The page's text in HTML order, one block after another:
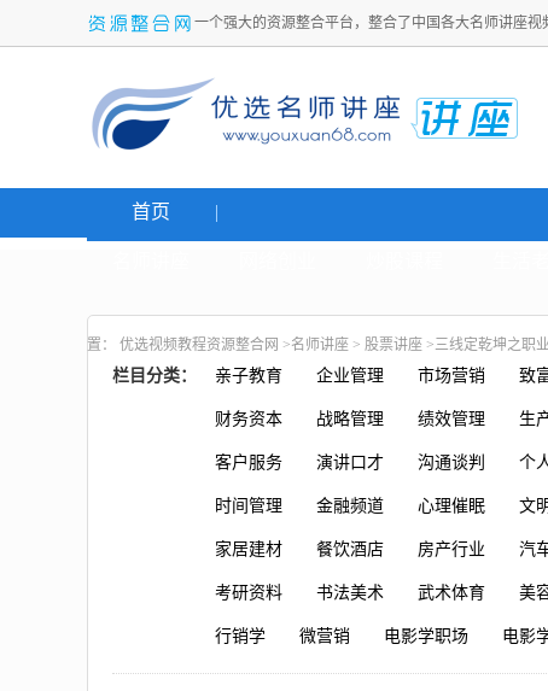
一个强大的资源整合平台，整合了中国各大名师讲座视
首页
置： 优选视频教程资源整合网 >名师讲座 > 股票讲座 >三线定乾坤之职
栏目分类： 亲子教育 企业管理 市场营销 致
财务资本 战略管理 绩效管理 生
客户服务 演讲口才 沟通谈判 个
时间管理 金融频道 心理催眠 文
家居建材 餐饮酒店 房产行业 汽
考研资料 书法美术 武术体育 美
行销学 微营销 电影学职场 电影